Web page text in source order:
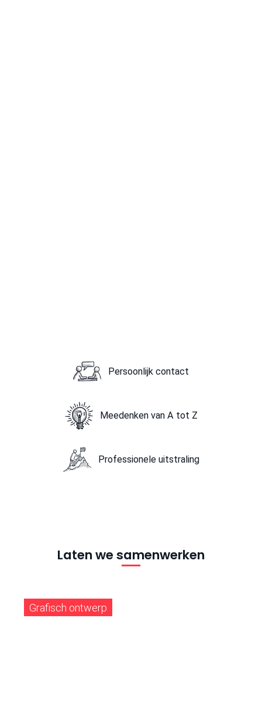
Persoonlijk contact
Meedenken van A tot Z
Professionele uitstraling
Laten we samenwerken
Grafisch ontwerp